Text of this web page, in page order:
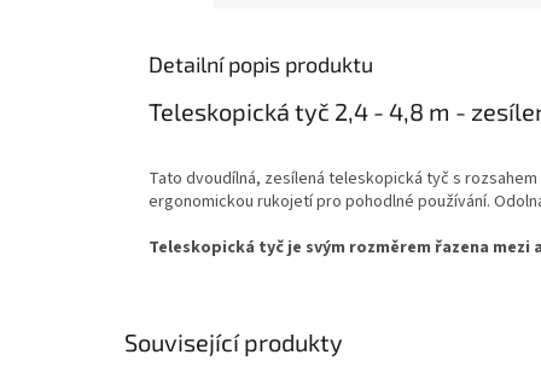
Detailní popis produktu
Teleskopická tyč 2,4 - 4,8 m -
Tato dvoudílná, zesílená teleskopická tyč s
ergonomickou rukojetí pro pohodlné používání.
Teleskopická tyč je svým rozměrem řazena
Související produkty